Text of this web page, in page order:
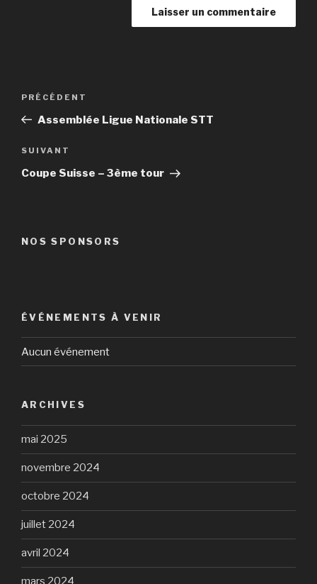
Navigation
l’article
Article
précédent
PRÉCÉDENT
Assemblée Ligue Nationale STT
Article
suivant
SUIVANT
Coupe Suisse – 3ème tour
NOS SPONSORS
ÉVÉNEMENTS À VENIR
Aucun événement
ARCHIVES
mai 2025
novembre 2024
octobre 2024
juillet 2024
avril 2024
mars 2024